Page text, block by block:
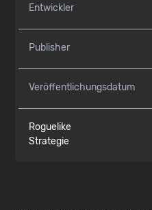
Entwickler
Publisher
Veröffentlichungsdatum
Roguelike
Strategie